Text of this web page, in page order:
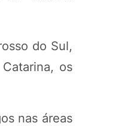
do Sul,
os
nas áreas